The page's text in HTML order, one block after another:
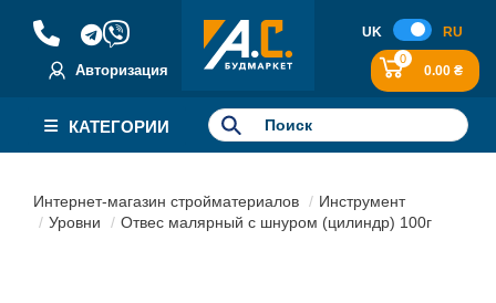
Авторизация
UK RU
0
0.00 ₴
КАТЕГОРИИ
Интернет-магазин стройматериалов
Инструмент
Уровни
Отвес малярный с шнуром (цилиндр) 100г